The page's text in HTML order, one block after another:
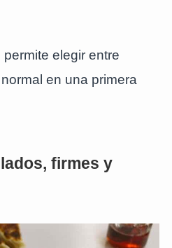
elegir entre
en una primera
firmes y